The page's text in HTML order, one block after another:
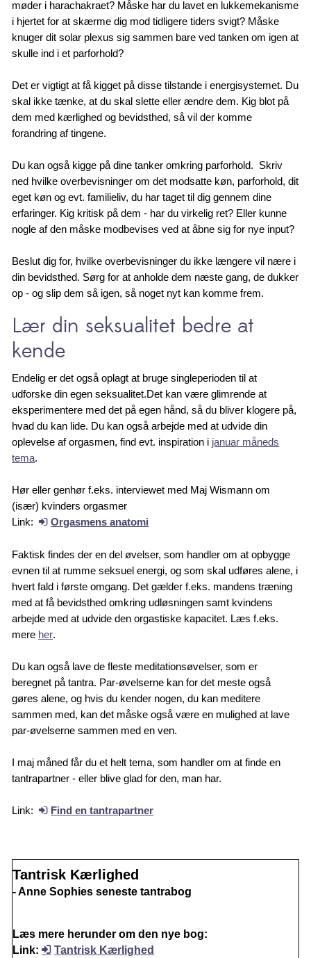
møder i harachakraet? Måske har du lavet en lukkemekanisme
i hjertet for at skærme dig mod tidligere tiders svigt? Måske
knuger dit solar plexus sig sammen bare ved tanken om igen at
skulle ind i et parforhold?
Det er vigtigt at få kigget på disse tilstande i energisystemet. Du
skal ikke tænke, at du skal slette eller ændre dem. Kig blot på
dem med kærlighed og bevidsthed, så vil der komme
forandring af tingene.
Du kan også kigge på dine tanker omkring parforhold. Skriv
ned hvilke overbevisninger om det modsatte køn, parforhold, dit
eget køn og evt. familieliv, du har taget til dig gennem dine
erfaringer. Kig kritisk på dem - har du virkelig ret? Eller kunne
nogle af den måske modbevises ved at åbne sig for nye input?
Beslut dig for, hvilke overbevisninger du ikke længere vil nære i
din bevidsthed. Sørg for at anholde dem næste gang, de dukker
op - og slip dem så igen, så noget nyt kan komme frem.
Lær din seksualitet bedre at
kende
Endelig er det også oplagt at bruge singleperioden til at
udforske din egen seksualitet.Det kan være glimrende at
eksperimentere med det på egen hånd, så du bliver klogere på,
hvad du kan lide. Du kan også arbejde med at udvide din
oplevelse af orgasmen, find evt. inspiration i januar måneds
tema.
Hør eller genhør f.eks. interviewet med Maj Wismann om
(især) kvinders orgasmer
Link:
Orgasmens anatomi
Faktisk findes der en del øvelser, som handler om at opbygge
evnen til at rumme seksuel energi, og som skal udføres alene, i
hvert fald i første omgang. Det gælder f.eks. mandens træning
med at få bevidsthed omkring udløsningen samt kvindens
arbejde med at udvide den orgastiske kapacitet. Læs f.eks.
mere her.
Du kan også lave de fleste meditationsøvelser, som er
beregnet på tantra. Par-øvelserne kan for det meste også
gøres alene, og hvis du kender nogen, du kan meditere
sammen med, kan det måske også være en mulighed at lave
par-øvelserne sammen med en ven.
I maj måned får du et helt tema, som handler om at finde en
tantrapartner - eller blive glad for den, man har.
Link: Find en tantrapartner
Tantrisk Kærlighed
- Anne Sophies seneste tantrabog
Læs mere herunder om den nye bog:
Link:
Tantrisk Kærlighed